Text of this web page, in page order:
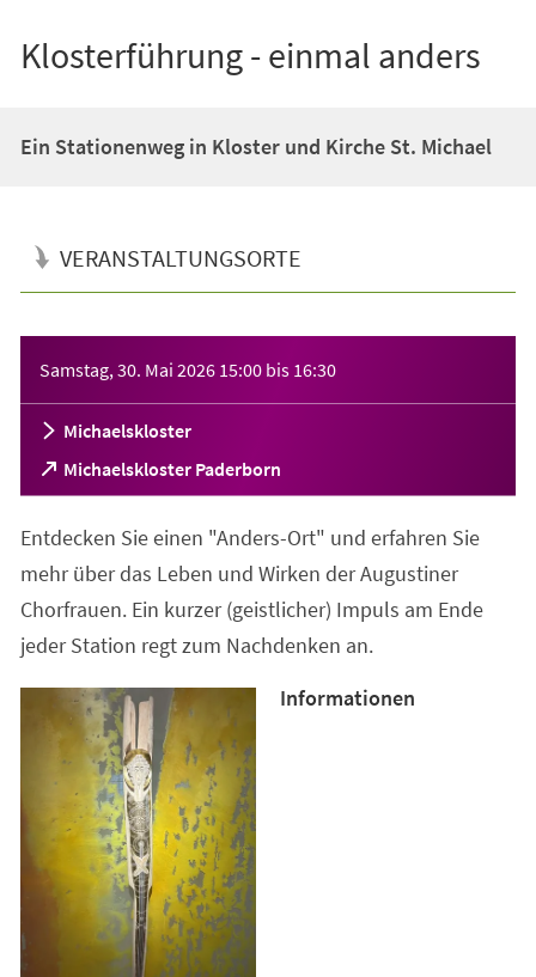
Klosterführung - einmal anders
Ein Stationenweg in Kloster und Kirche St. Michael
VERANSTALTUNGSORTE
Samstag, 30. Mai 2026 15:00 bis 16:30
Michaelskloster
Michaelskloster Paderborn
(Öffnet
in
neuen
Tab)
Entdecken Sie einen "Anders-Ort" und erfahren Sie
mehr über das Leben und Wirken der Augustiner
Chorfrauen. Ein kurzer (geistlicher) Impuls am Ende
jeder Station regt zum Nachdenken an.
Informationen